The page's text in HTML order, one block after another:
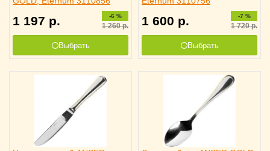
1 197 р. -6 %
1 260р.
Выбрать
1 600 р. -7 %
1 720р.
Выбрать